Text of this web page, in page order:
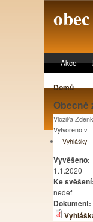
Akce
Domů
Obecně
Vložil/a
Vytvořeno v
Vyhlášky
Vyvěšeno:
1.1.2020
Ke svěšení:
nedef
Dokument: